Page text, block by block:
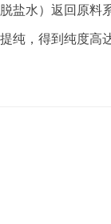
脱盐水）返回原料
提纯，得到纯度高